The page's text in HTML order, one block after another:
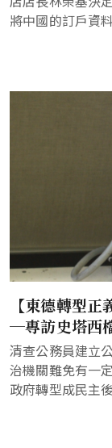
將中國的訂戶資
【東德轉型
─專訪史塔西
清查公務員建立
治機關難免有一
政府轉型成民主